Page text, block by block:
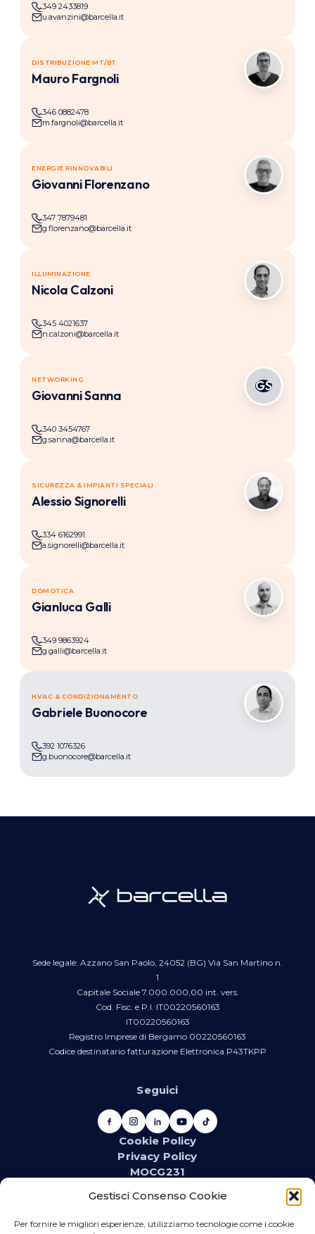
Gestisci Consenso Cookie
Per fornire le migliori esperienze, utilizziamo tecnologie come i cookie
349 2433819
u.avanzini@barcella.it
DISTRIBUZIONE MT/BT
Mauro Fargnoli
346 0882478
m.fargnoli@barcella.it
MF
ENERGIE RINNOVABILI
Giovanni Florenzano
347 7879481
g.florenzano@barcella.it
GF
ILLUMINAZIONE
Nicola Calzoni
345 4021637
n.calzoni@barcella.it
NC
NETWORKING
Giovanni Sanna
340 3454767
g.sanna@barcella.it
GS
SICUREZZA & IMPIANTI SPECIALI
Alessio Signorelli
334 6162991
a.signorelli@barcella.it
AS
DOMOTICA
Gianluca Galli
349 9863924
g.galli@barcella.it
GG
HVAC & CONDIZIONAMENTO
Gabriele Buonocore
392 1076326
g.buonocore@barcella.it
GB
Sede legale: Azzano San Paolo, 24052 (BG) Via San Martino n.
1
Capitale Sociale 7.000.000,00 int. vers.
Cod. Fisc. e P.I. IT00220560163
IT00220560163
Registro Imprese di Bergamo 00220560163
Codice destinatario fatturazione Elettronica P43TKPP
Seguici
Cookie Policy
Privacy Policy
MOCG231
promozioni, eventi e contenuti dedicati.